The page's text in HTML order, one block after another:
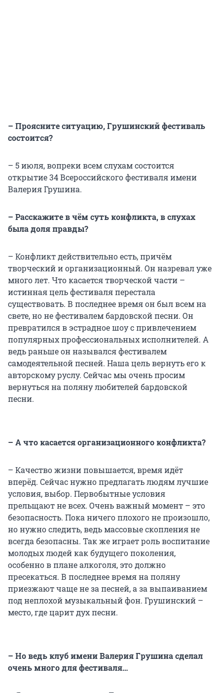
– Проясните ситуацию, Грушинский фестиваль
состоится?
– 5 июля, вопреки всем слухам состоится
открытие 34 Всероссийского фестиваля имени
Валерия Грушина.
– Расскажите в чём суть конфликта, в слухах
была доля правды?
– Конфликт действительно есть, причём
творческий и организационный. Он назревал уже
много лет. Что касается творческой части –
истинная цель фестиваля перестала
существовать. В последнее время он был всем на
свете, но не фестивалем бардовской песни. Он
превратился в эстрадное шоу с привлечением
популярных профессиональных исполнителей. А
ведь раньше он назывался фестивалем
самодеятельной песней. Наша цель вернуть его к
авторскому руслу. Сейчас мы очень просим
вернуться на поляну любителей бардовской
песни.
– А что касается организационного конфликта?
– Качество жизни повышается, время идёт
вперёд. Сейчас нужно предлагать людям лучшие
условия, выбор. Первобытные условия
прельщают не всех. Очень важный момент – это
безопасность. Пока ничего плохого не произошло,
но нужно следить, ведь массовые скопления не
всегда безопасны. Так же играет роль воспитание
молодых людей как будущего поколения,
особенно в плане алкоголя, это должно
пресекаться. В последнее время на поляну
приезжают чаще не за песней, а за выпаиванием
под неплохой музыкальный фон. Грушинский –
место, где царит дух песни.
– Но ведь клуб имени Валерия Грушина сделал
очень много для фестиваля…